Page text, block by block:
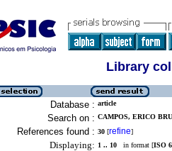
Library
Database : article
Search on : CAMPOS, ERICO
References found : 30 [refine]
Displaying: 1 .. 10 in format [ISO